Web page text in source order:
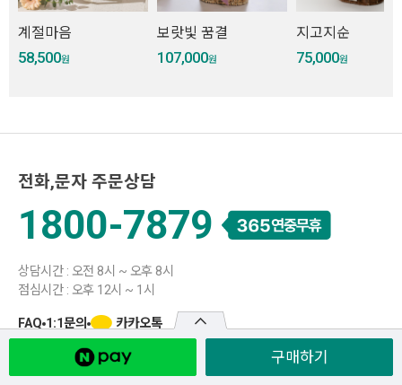
구매하기
계절마음
58,500원
보랏빛 꿈결
107,000원
지고지순
75,000원
전화,문자 주문상담
1800-7879
상담시간 : 오전 8시 ~ 오후 8시
점심시간 : 오후 12시 ~ 1시
FAQ 1:1문의 카카오톡